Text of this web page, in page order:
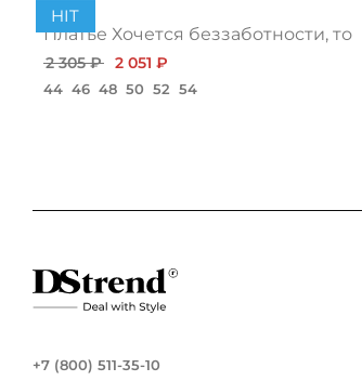
HIT
Платье Хочется беззаботности, топ
2 305 ₽ 2 051 ₽
44 46 48 50 52 54
+7 (800) 511-35-10